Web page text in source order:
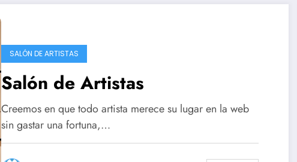
SALÓN DE ARTISTAS
Salón de Artistas
Creemos en que todo artista merece su lugar en la web
sin gastar una fortuna,…